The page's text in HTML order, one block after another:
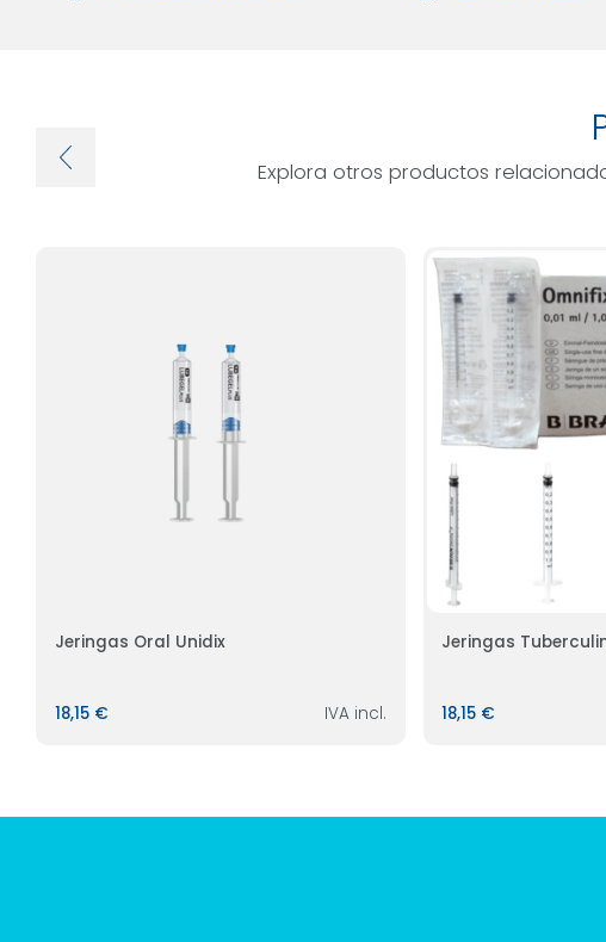
Explora otros productos
Jeringas Oral Unidix
18,15 € IVA incl.
Jeringas
18,15 €